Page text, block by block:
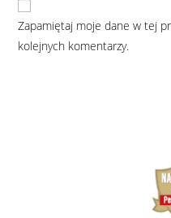
Zapamiętaj moje dane w tej
kolejnych komentarzy.